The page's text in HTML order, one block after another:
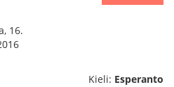
16.
Kieli: Esperanto